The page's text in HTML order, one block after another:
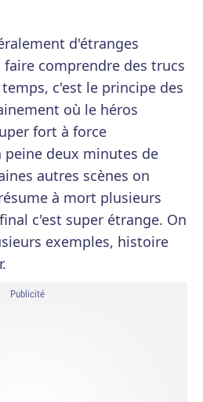
d'étranges
comprendre des trucs
c'est le principe des
où le héros
fort à force
deux minutes de
autres scènes on
à mort plusieurs
c'est super étrange. On
exemples, histoire
Publicité